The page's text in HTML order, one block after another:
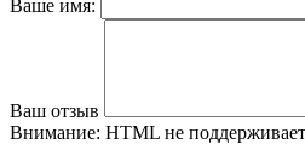
Ваше имя:
Ваш отзыв
Внимание: HTML не